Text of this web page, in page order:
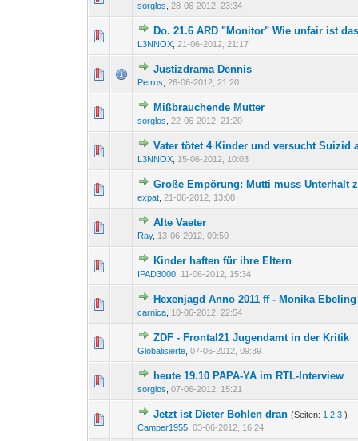
sorglos 28-06-2012, 23:34
Do. 21.6 ARD "Monitor" Wie unfair ist
L3NNOX ,21-06-2012, 21:17
0 Bewertung(en) - 0 12
Justizdrama Dennis
Petrus 26-06-2012, 21:20
0 Bewertung(en) - 0 von
Mißbrauchende Mutter
sorglos ,22-06-2012, 21:20
0 Bewertung(en) - 0 von
Vater tötet 4 Kinder und versucht Suizid
L3NNOX 15-06-2012, 10:03
0 Bewertung(en) - 0 1 2
Große Empörung: Mutti muss Unterhalt
expat ,21-06-2012, 13:08
0 Bewertung(en) - 0 von
1 2
Alte Vaeter
Ray, 13-06-2012, 09:50
Kinder haften für ihre Eltern
IPAD3000 11-06-2012, 15:34
0 Bewertung(en) - 0 von
Hexenjagd Anno 2011 ff - Monika Ebeling
carnica 10-06-2012, 22:54
0 Bewertung(en) - 0 von
12
ZDF - Frontal21 Jugendamt in der Kritik
Globalisierte ,07-06-2012, 09:39
0 Bewertung(en) - 0 von
1
heute 19.10 PAPA-YA im RTL-Interview
sorglos ,07-06-2012, 15:21
0 Bewertung(en) - 0 von
Jetzt ist Dieter Bohlen dran (Seiten: 1 2 3 )
Camper1955 ,03-06-2012, 16:24
0 Bewertung(en) - 0 von
1